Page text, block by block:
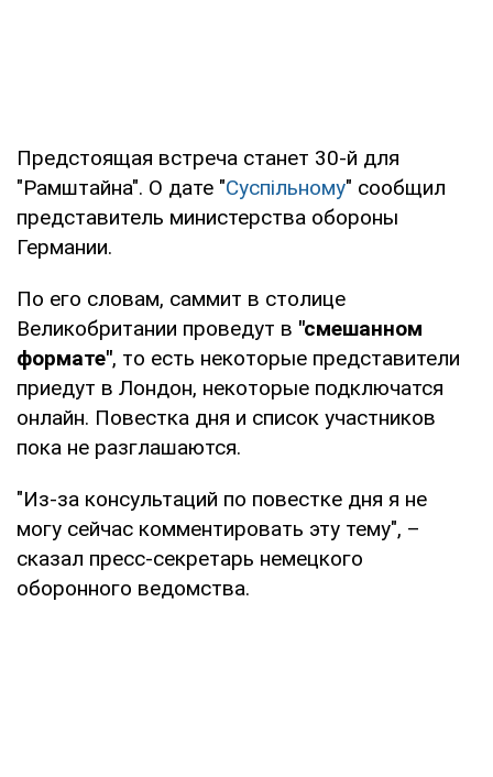
Предстоящая встреча станет 30-й для
"Рамштайна". О дате "Суспільному" сообщил
представитель министерства обороны
Германии.
По его словам, саммит в столице
Великобритании проведут в "смешанном
формате", то есть некоторые представители
приедут в Лондон, некоторые подключатся
онлайн. Повестка дня и список участников
пока не разглашаются.
"Из-за консультаций по повестке дня я не
могу сейчас комментировать эту тему", –
сказал пресс-секретарь немецкого
оборонного ведомства.